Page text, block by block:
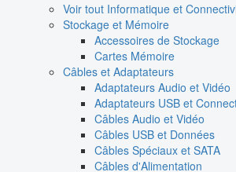
Voir tout Informatique et
Stockage et Mémoire
Accessoires de Stockage
Cartes Mémoire
Câbles et Adaptateurs
Adaptateurs Audio et Vidéo
Adaptateurs USB et
Câbles Audio et Vidéo
Câbles USB et Données
Câbles Spéciaux et SATA
Câbles d'Alimentation